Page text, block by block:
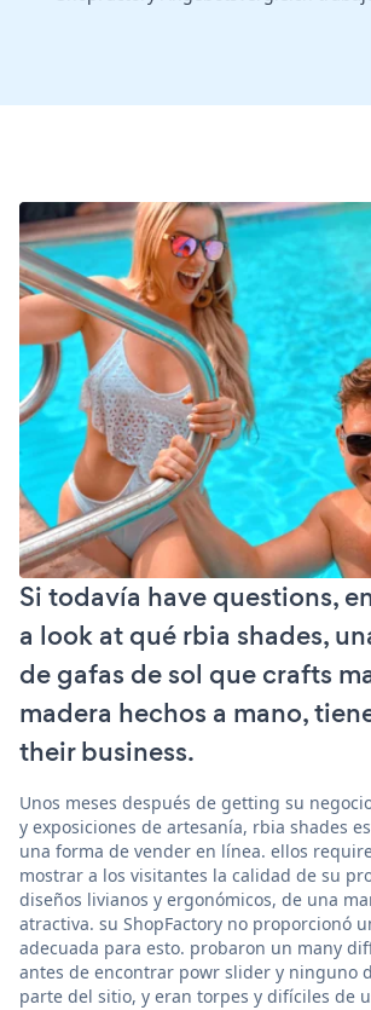
Si todavía have questions,
a look at qué rbia shades,
de gafas de sol que crafts
madera hechos a mano,
their business.
Unos meses después de getting su
y exposiciones de artesanía, rbia shades
una forma de vender en línea. ellos
mostrar a los visitantes la calidad de su
diseños livianos y ergonómicos, de una
atractiva. su ShopFactory no proporcionó
adecuada para esto. probaron un many
antes de encontrar powr slider y ninguno
parte del sitio, y eran torpes y difíciles de